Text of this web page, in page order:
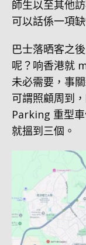
師生以至其他
可以話係一項
巴士落晒客之
呢？响香港就
未必需要，事
可謂照顧周到
Parking 重型
就搵到三個。